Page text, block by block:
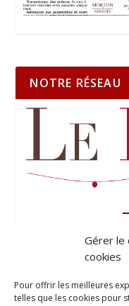
Gérer le
cookies
Pour offrir les meilleures
telles que les cookies pour
NOTRE RÉSEAU